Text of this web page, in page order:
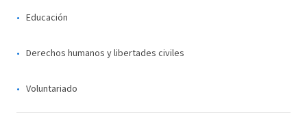
Educación
Derechos humanos y libertades civiles
Voluntariado